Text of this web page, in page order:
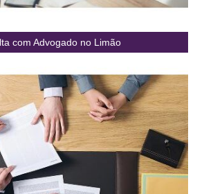
com Advogado no Limão